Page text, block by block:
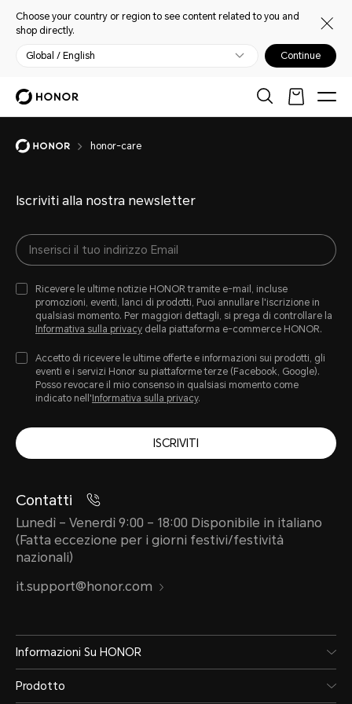
Choose your country or region to see content related to you and
shop directly.
Global / English Continue
honor-care
Iscriviti alla nostra newsletter
Ricevere le ultime notizie HONOR tramite e-mail, incluse
promozioni, eventi, lanci di prodotti, Puoi annullare l'iscrizione in
qualsiasi momento. Per maggiori dettagli, si prega di controllare la
Informativa sulla privacy della piattaforma e-commerce HONOR.
Accetto di ricevere le ultime offerte e informazioni sui prodotti, gli
eventi e i servizi Honor su piattaforme terze (Facebook, Google).
Posso revocare il mio consenso in qualsiasi momento come
indicato nell' Informativa sulla privacy.
ISCRIVITI
Contatti
Lunedì – Venerdì 9:00 – 18:00 Disponibile in italiano
(Fatta eccezione per i giorni festivi/festività
nazionali)
it.support@honor.com
Informazioni Su HONOR
Prodotto